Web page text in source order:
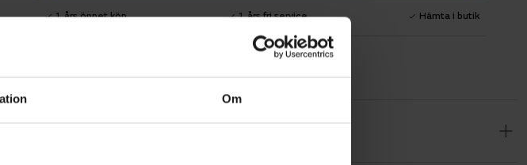
Om
1 års öppet köp 1 års fri service Hämta i butik
samt mittstolpe.